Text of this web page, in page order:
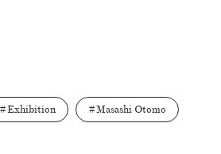
Workshop Documents Contact
Exhibition Masashi Otomo